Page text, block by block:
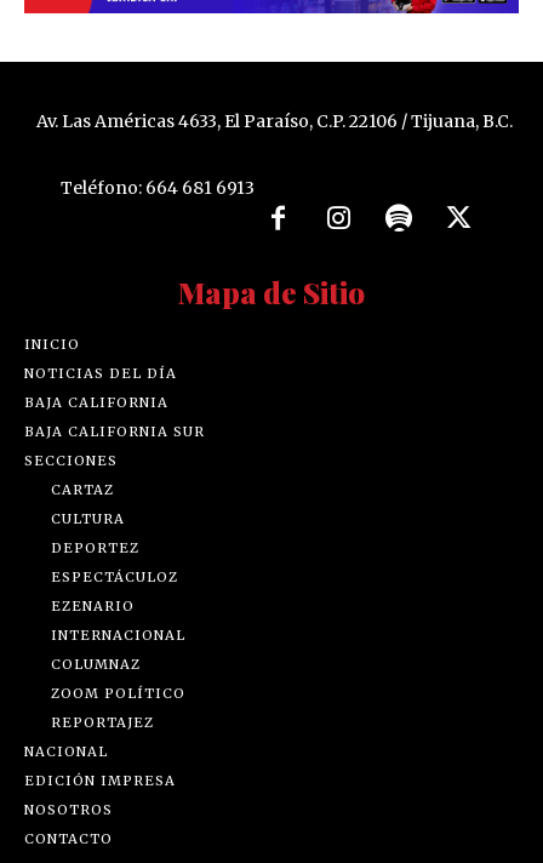
Av. Las Américas 4633, El Paraíso, C.P. 22106 / Tijuana, B.C.
Teléfono: 664 681 6913
Mapa de Sitio
INICIO
NOTICIAS DEL DÍA
BAJA CALIFORNIA
BAJA CALIFORNIA SUR
SECCIONES
CARTAZ
CULTURA
DEPORTEZ
ESPECTÁCULOZ
EZENARIO
INTERNACIONAL
COLUMNAZ
ZOOM POLÍTICO
REPORTAJEZ
NACIONAL
EDICIÓN IMPRESA
NOSOTROS
CONTACTO